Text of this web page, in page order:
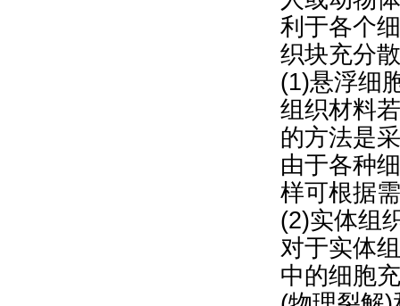
利于各个
织块充分
(1)悬浮细
组织材料
的方法是
由于各种
样可根据
(2)实体组
对于实体
中的细胞